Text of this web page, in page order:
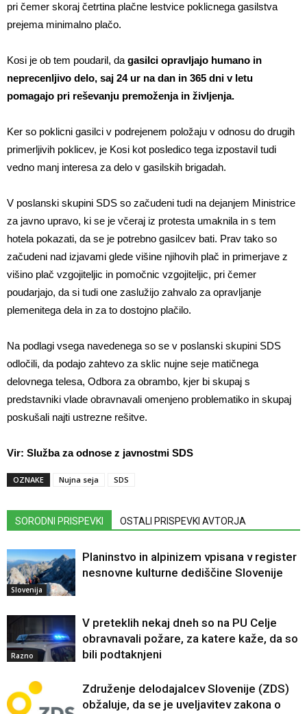
pri čemer skoraj četrtina plačne lestvice poklicnega gasilstva
prejema minimalno plačo.
Kosi je ob tem poudaril, da gasilci opravljajo humano in
neprecenljivo delo, saj 24 ur na dan in 365 dni v letu
pomagajo pri reševanju premoženja in življenja.
Ker so poklicni gasilci v podrejenem položaju v odnosu do drugih
primerljivih poklicev, je Kosi kot posledico tega izpostavil tudi
vedno manj interesa za delo v gasilskih brigadah.
V poslanski skupini SDS so začudeni tudi na dejanjem Ministrice
za javno upravo, ki se je včeraj iz protesta umaknila in s tem
hotela pokazati, da se je potrebno gasilcev bati. Prav tako so
začudeni nad izjavami glede višine njihovih plač in primerjave z
višino plač vzgojiteljic in pomočnic vzgojiteljic, pri čemer
poudarjajo, da si tudi one zaslužijo zahvalo za opravljanje
plemenitega dela in za to dostojno plačilo.
Na podlagi vsega navedenega so se v poslanski skupini SDS
odločili, da podajo zahtevo za sklic nujne seje matičnega
delovnega telesa, Odbora za obrambo, kjer bi skupaj s
predstavniki vlade obravnavali omenjeno problematiko in skupaj
poskušali najti ustrezne rešitve.
Vir: Služba za odnose z javnostmi SDS
OZNAKE Nujna seja SDS
SORODNI PRISPEVKI OSTALI PRISPEVKI AVTORJA
Slovenija
Planinstvo in alpinizem vpisana v register
nesnovne kulturne dediščine Slovenije
Razno
V preteklih nekaj dneh so na PU Celje
obravnavali požare, za katere kaže, da so
bili podtaknjeni
Združenje delodajalcev Slovenije (ZDS)
obžaluje, da se je uveljavitev zakona o